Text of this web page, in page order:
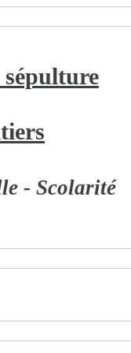
sépulture
- Scolarité